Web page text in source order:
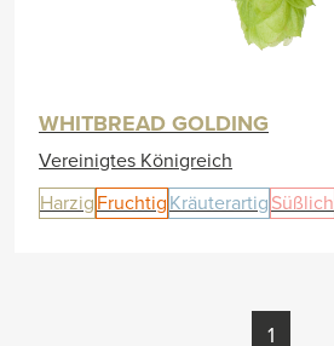
WHITBREAD GOLDING
Vereinigtes Königreich
Harzig Fruchtig Kräuterartig Süßlich
1